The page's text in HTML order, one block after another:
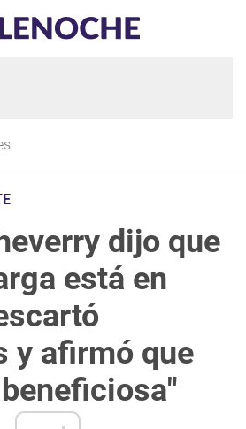
dijo que
está en
y afirmó que